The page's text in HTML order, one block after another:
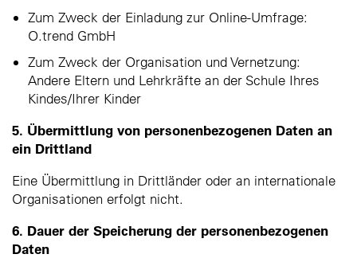
Zum Zweck der Einladung zur Online-Umfrage:
O.trend GmbH
Zum Zweck der Organisation und Vernetzung:
Andere Eltern und Lehrkräfte an der Schule Ihres
Kindes/Ihrer Kinder
5. Übermittlung von personenbezogenen Daten an
ein Drittland
Eine Übermittlung in Drittländer oder an internationale
Organisationen erfolgt nicht.
6. Dauer der Speicherung der personenbezogenen
Daten